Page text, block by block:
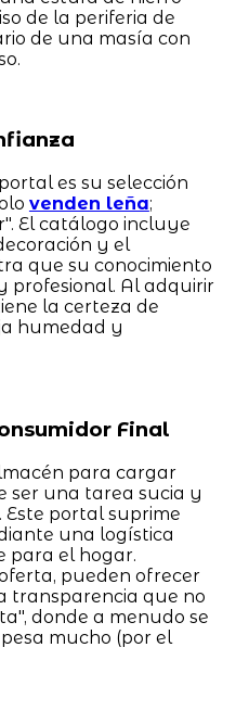
de la periferia de
de una masía con
es su selección
venden leña;
El catálogo incluye
y el
que su conocimiento
profesional. Al adquirir
la certeza de
humedad y
Final
para cargar
ser una tarea sucia y
portal suprime
una logística
para el hogar.
pueden ofrecer
transparencia que no
donde a menudo se
mucho (por el